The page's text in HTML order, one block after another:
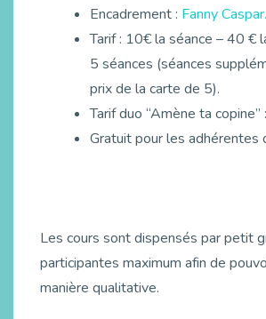
Encadrement : Fanny Caspar.
Tarif : 10€ la séance – 40 €
5 séances (séances
prix de la carte de 5).
Tarif duo “Amène ta copine”
Gratuit pour les adhérentes
Les cours sont dispensés par petit
participantes maximum afin de
manière qualitative.